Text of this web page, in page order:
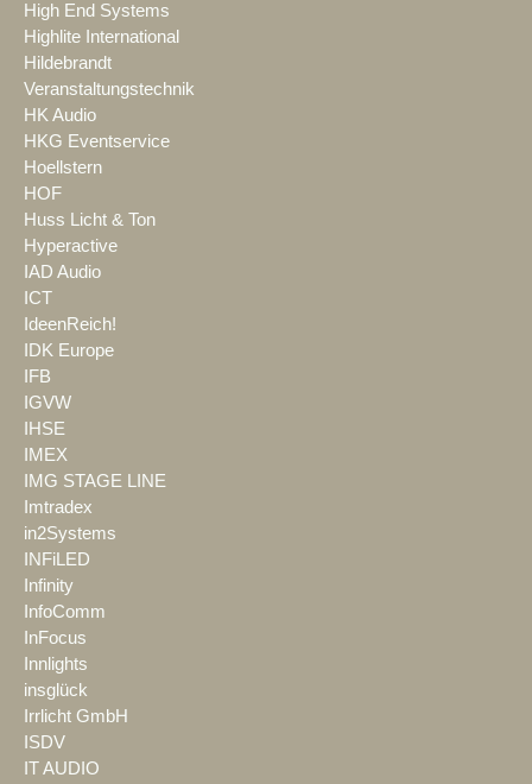
High End Systems
Highlite International
Hildebrandt
Veranstaltungstechnik
HK Audio
HKG Eventservice
Hoellstern
HOF
Huss Licht & Ton
Hyperactive
IAD Audio
ICT
IdeenReich!
IDK Europe
IFB
IGVW
IHSE
IMEX
IMG STAGE LINE
Imtradex
in2Systems
INFiLED
Infinity
InfoComm
InFocus
Innlights
insglück
Irrlicht GmbH
ISDV
IT AUDIO